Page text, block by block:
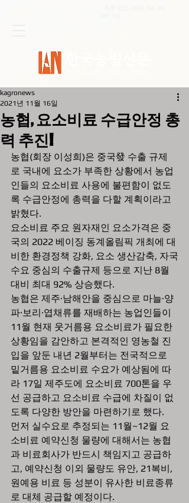
농협, 요소비료 수급안정 총
력 추진!
kagronews
2021년 11월 16일
농협(회장 이성희)은 중국發 수출 규제
로 국내에 요소가 부족한 상황에서 농업
인들의 요소비료 사용에 불편함이 없도
록 수급안정에 총력을 다할 계획이라고
밝혔다.
요소비료 주요 원자재인 요소가격은 중
국의 2022 베이징 동계올림픽 개최에 대
비한 환경정책 강화, 요소 생산감축, 자국
수요 중심의 수출규제 등으로 지난 8월
대비 최대 92% 상승했다.
농협은 제주·남해안을 중심으로 마늘·양
파·보리·엽채류를 재배하는 농업인들이
11월 현재 웃거름용 요소비료가 필요한
상황임을 감안하고 본격적인 영농철 진
입을 앞둔 내년 2월부터는 전국적으로
밑거름용 요소비료 수요가 예상됨에 따
라 17일 제주도에 요소비료 700톤을 우
선 공급하고 요소비료 수급에 차질이 없
도록 다양한 방안을 마련하기로 했다.
먼저 실수요로 추정되는 11월~12월 요
소비료 예약신청 물량에 대해서는 농협
과 비료회사가 반드시 책임지고 공급하
고, 예약신청 이외 물량도 유안, 21복비,
원예용 비료 등 성분이 유사한 비료종류
로 대체 공급할 예정이다.